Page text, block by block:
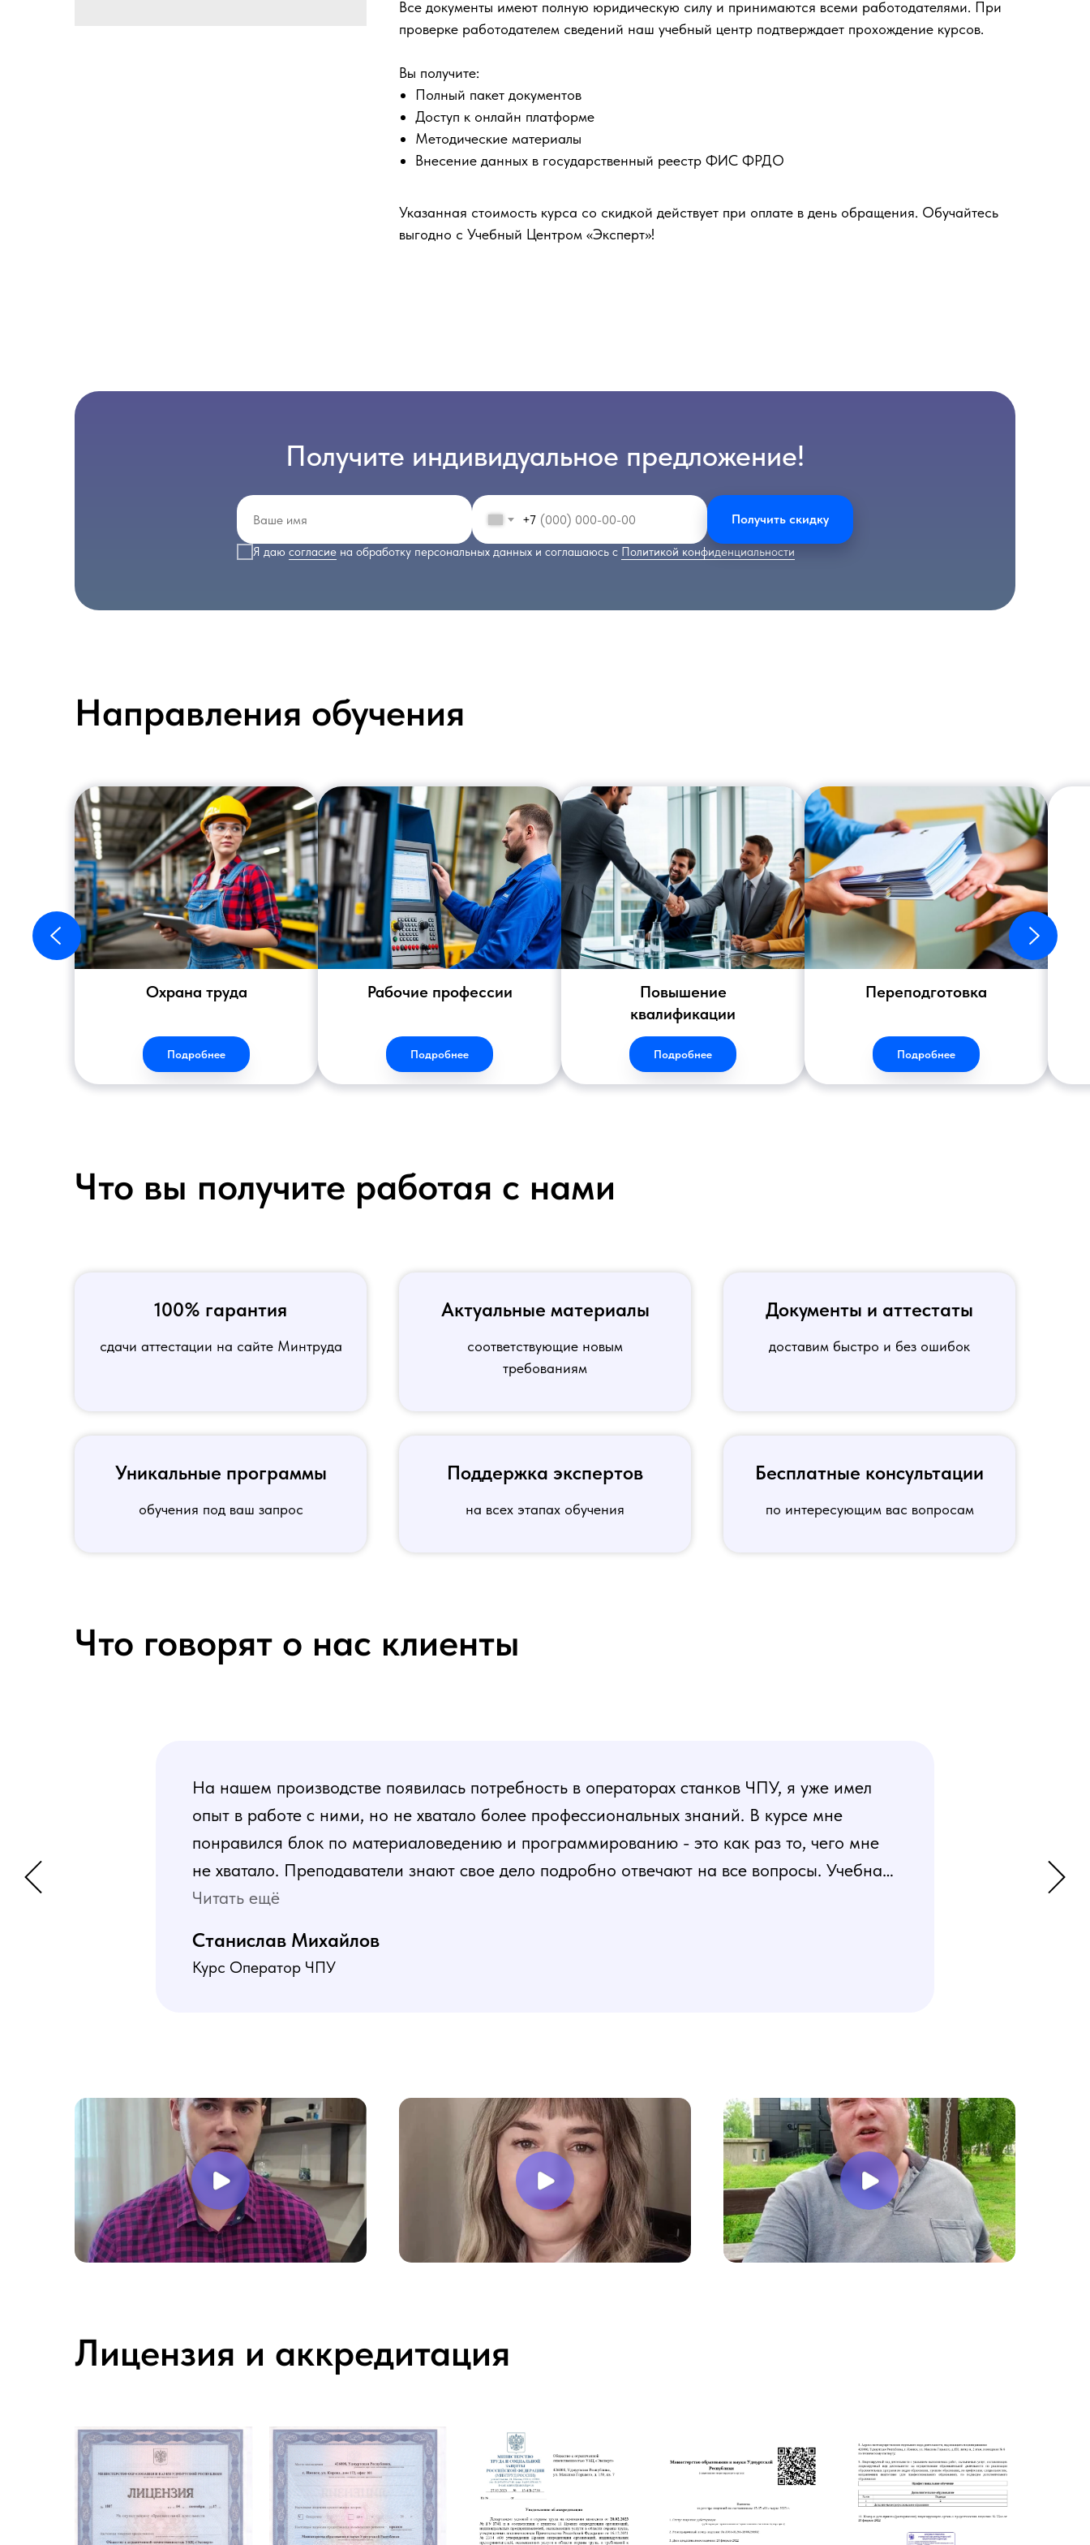
Все документы имеют полную юридическую силу и принимаются всеми работодателями. При
проверке работодателем сведений наш учебный центр подтверждает прохождение курсов.
Вы получите:
Полный пакет документов
Доступ к онлайн платформе
Методические материалы
Внесение данных в государственный реестр ФИС ФРДО
Указанная стоимость курса со скидкой действует при оплате в день обращения. Обучайтесь
выгодно с Учебный Центром «Эксперт»!
Получите индивидуальное предложение!
+7
Я даю согласие на обработку персональных данных и соглашаюсь с Политикой конфиденциальности
Получить скидку
Направления обучения
Охрана труда
Подробнее
Рабочие профессии
Подробнее
Повышение
квалификации
Подробнее
Переподготовка
Подробнее
Что вы получите работая с нами
100% гарантия
сдачи аттестации на сайте Минтруда
Актуальные материалы
соответствующие новым
требованиям
Документы и аттестаты
доставим быстро и без ошибок
Уникальные программы
обучения под ваш запрос
Поддержка экспертов
на всех этапах обучения
Бесплатные консультации
по интересующим вас вопросам
Что говорят о нас клиенты
На нашем производстве появилась потребность в операторах станков ЧПУ, я уже имел
опыт в работе с ними, но не хватало более профессиональных знаний. В курсе мне
понравился блок по материаловедению и программированию - это как раз то, чего мне
не хватало. Преподаватели знают свое дело подробно отвечают на все вопросы. Учебная
программа пошаговая и постепенная, это очень облегчает процесс усвоения материала.
Читать ещё
Станислав Михайлов
Курс Оператор ЧПУ
Лицензия и аккредитация